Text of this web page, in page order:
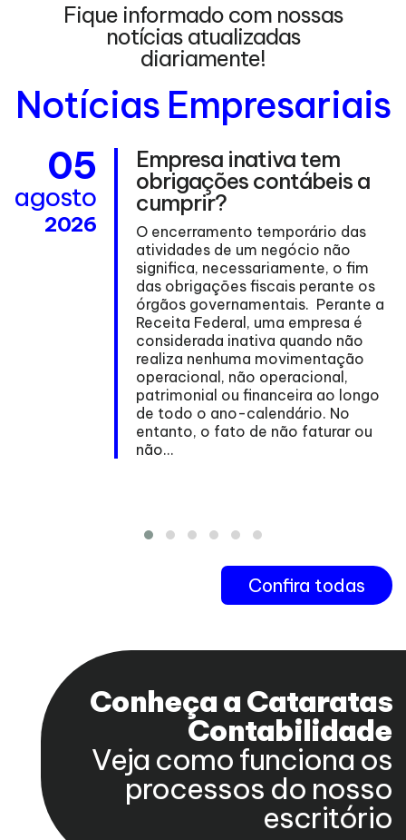
Fique informado com nossas
notícias atualizadas
diariamente!
Notícias Empresariais
05
agosto
2026
Empresa inativa tem
obrigações contábeis a
cumprir?
O encerramento temporário das
atividades de um negócio não
significa, necessariamente, o fim
das obrigações fiscais perante os
órgãos governamentais. Perante a
Receita Federal, uma empresa é
considerada inativa quando não
realiza nenhuma movimentação
operacional, não operacional,
patrimonial ou financeira ao longo
de todo o ano-calendário. No
entanto, o fato de não faturar ou
não...
Confira todas
Conheça a Cataratas
Contabilidade
Veja como funciona os
processos do nosso
escritório